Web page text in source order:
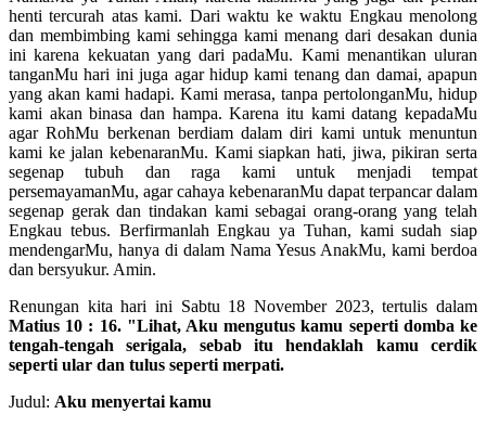
henti tercurah atas kami. Dari waktu ke waktu Engkau menolong
dan membimbing kami sehingga kami menang dari desakan dunia
ini karena kekuatan yang dari padaMu. Kami menantikan uluran
tanganMu hari ini juga agar hidup kami tenang dan damai, apapun
yang akan kami hadapi. Kami merasa, tanpa pertolonganMu, hidup
kami akan binasa dan hampa. Karena itu kami datang kepadaMu
agar RohMu berkenan berdiam dalam diri kami untuk menuntun
kami ke jalan kebenaranMu. Kami siapkan hati, jiwa, pikiran serta
segenap tubuh dan raga kami untuk menjadi tempat
persemayamanMu, agar cahaya kebenaranMu dapat terpancar dalam
segenap gerak dan tindakan kami sebagai orang-orang yang telah
Engkau tebus. Berfirmanlah Engkau ya Tuhan, kami sudah siap
mendengarMu, hanya di dalam Nama Yesus AnakMu, kami berdoa
dan bersyukur. Amin.
Renungan kita hari ini Sabtu 18 November 2023, tertulis dalam
Matius 10 : 16. "Lihat, Aku mengutus kamu seperti domba ke
tengah-tengah serigala, sebab itu hendaklah kamu cerdik
seperti ular dan tulus seperti merpati.
Judul: Aku menyertai kamu